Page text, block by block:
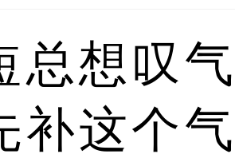
布于：
总想叹
补这个气